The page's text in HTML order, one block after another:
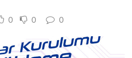
0 0 0